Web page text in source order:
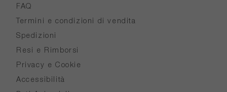
FAQ
Termini e condizioni di vendita
Spedizioni
Resi e Rimborsi
Privacy e Cookie
Accessibilità